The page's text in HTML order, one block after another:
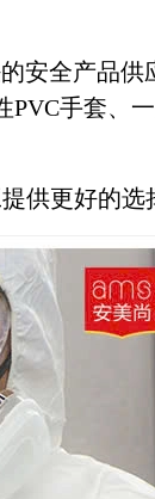
全产品
手套、
更好的选